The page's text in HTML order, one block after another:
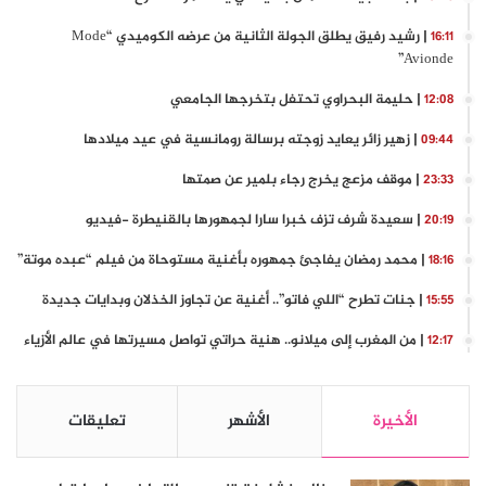
16:11
| رشيد رفيق يطلق الجولة الثانية من عرضه الكوميدي “Mode
Avionde”
12:08 | حليمة البحراوي تحتفل بتخرجها الجامعي
09:44 | زهير زائر يعايد زوجته برسالة رومانسية في عيد ميلادها
23:33 | موقف مزعج يخرج رجاء بلمير عن صمتها
20:19 | سعيدة شرف تزف خبرا سارا لجمهورها بالقنيطرة -فيديو
18:16 | محمد رمضان يفاجئ جمهوره بأغنية مستوحاة من فيلم “عبده موتة”
15:55 | جنات تطرح “اللي فاتو”.. أغنية عن تجاوز الخذلان وبدايات جديدة
12:17 | من المغرب إلى ميلانو.. هنية حراتي تواصل مسيرتها في عالم الأزياء
الأخيرة الأشهر تعليقات